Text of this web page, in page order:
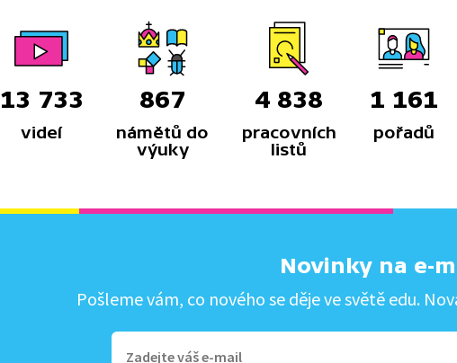
13 733
videí
867
námětů do
výuky
4 838
pracovních
listů
1 161
pořadů
Novinky na e-
Pošleme vám, co nového se děje ve světě edu.